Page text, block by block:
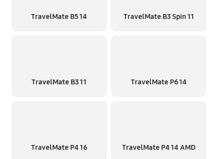
TravelMate B5 14 TravelMate B3 Spin 11
TravelMate B3 11 TravelMate P6 14
TravelMate P4 16 TravelMate P4 14 AMD